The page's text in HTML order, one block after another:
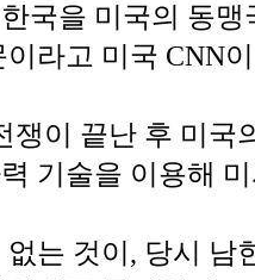
국을 미국의 동
라고 미국 CNN
쟁이 끝난 후 미국
기술을 이용해
없는 것이, 당시 남